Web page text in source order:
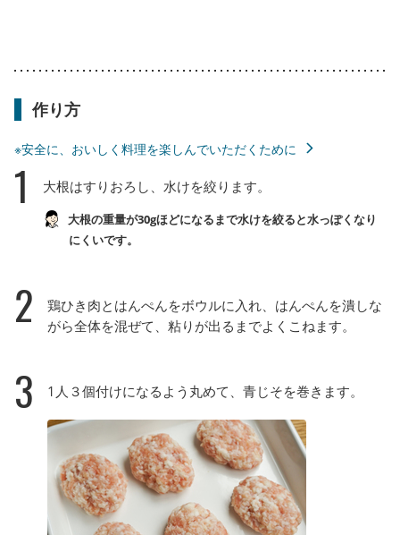
作り方
※安全に、おいしく料理を楽しんでいただくために
1 大根はすりおろし、水けを絞ります。
大根の重量が30gほどになるまで水けを絞ると水っぽくなり
にくいです。
2
鶏ひき肉とはんぺんをボウルに入れ、はんぺんを潰しな
がら全体を混ぜて、粘りが出るまでよくこねます。
3 1人３個付けになるよう丸めて、青じそを巻きます。